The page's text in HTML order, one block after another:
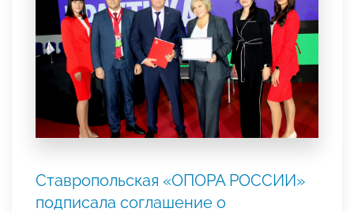
Ставропольская «ОПОРА РОССИИ»
подписала соглашение о